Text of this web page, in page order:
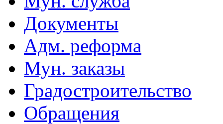
Документы
Адм. реформа
Мун. заказы
Градостроительство
Обращения